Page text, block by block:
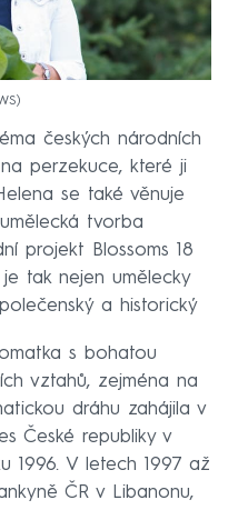
českých národních
perzekuce, které ji
se také věnuje
tvorba
projekt Blossoms 18
tak nejen umělecky
a historický
s bohatou
vztahů, zejména na
dráhu zahájila v
České republiky v
1996. V letech 1997 až
ČR v Libanonu,